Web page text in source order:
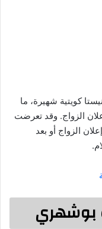
كويتية شهيرة، ما
الزواج. وقد تعرضت
الزواج أو بعد